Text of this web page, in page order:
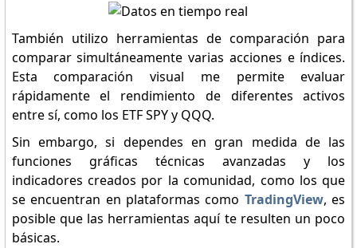
También utilizo herramientas de comparación para
comparar simultáneamente varias acciones e índices.
Esta comparación visual me permite evaluar
rápidamente el rendimiento de diferentes activos
entre sí, como los ETF SPY y QQQ.
Sin embargo, si dependes en gran medida de las
funciones gráficas técnicas avanzadas y los
indicadores creados por la comunidad, como los que
se encuentran en plataformas como TradingView, es
posible que las herramientas aquí te resulten un poco
básicas.